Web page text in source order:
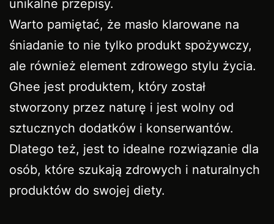
unikalne przepisy.
Warto pamiętać, że masło klarowane na
śniadanie to nie tylko produkt spożywczy,
ale również element zdrowego stylu życia.
Ghee jest produktem, który został
stworzony przez naturę i jest wolny od
sztucznych dodatków i konserwantów.
Dlatego też, jest to idealne rozwiązanie dla
osób, które szukają zdrowych i naturalnych
produktów do swojej diety.